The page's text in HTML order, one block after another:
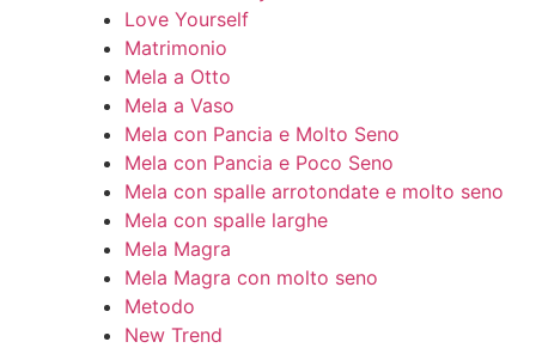
Love Yourself
Matrimonio
Mela a Otto
Mela a Vaso
Mela con Pancia e Molto Seno
Mela con Pancia e Poco Seno
Mela con spalle arrotondate e molto seno
Mela con spalle larghe
Mela Magra
Mela Magra con molto seno
Metodo
New Trend